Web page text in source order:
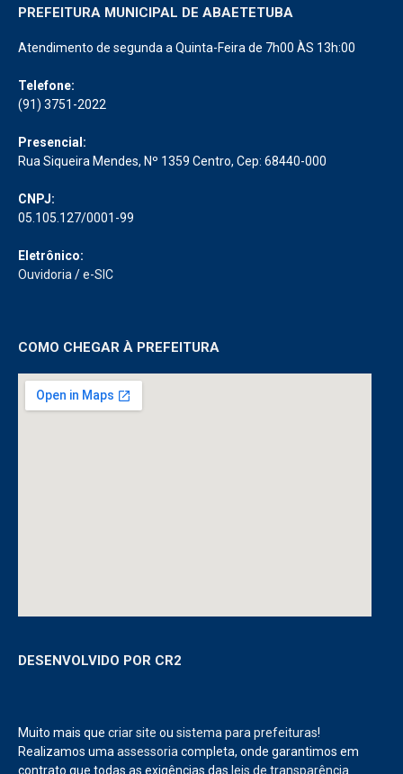
PREFEITURA MUNICIPAL DE ABAETETUBA
Atendimento de segunda a Quinta-Feira de 7h00 ÀS 13h:00
Telefone:
(91) 3751-2022
Presencial:
Rua Siqueira Mendes, Nº 1359 Centro, Cep: 68440-000
CNPJ:
05.105.127/0001-99
Eletrônico:
Ouvidoria /e-SIC
COMO CHEGAR À PREFEITURA
DESENVOLVIDO POR CR2
Muito mais que criar site ou sistema para prefeituras!
Realizamos uma assessoria completa, onde garantimos em
contrato que todas as exigências das leis de transparência